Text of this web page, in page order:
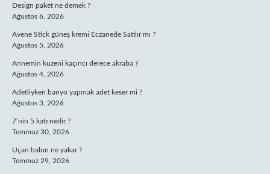
Design paket ne demek ?
Ağustos 6, 2026
Avene Stick güneş kremi Eczanede Satılır mı ?
Ağustos 5, 2026
Annemin kuzeni kaçıncı derece akraba ?
Ağustos 4, 2026
Adetliyken banyo yapmak adet keser mi ?
Ağustos 3, 2026
7’nin 5 katı nedir ?
Temmuz 30, 2026
Uçan balon ne yakar ?
Temmuz 29, 2026